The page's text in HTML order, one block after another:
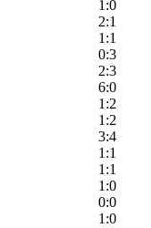
1:0
2:1
1:1
0:3
2:3
6:0
1:2
1:2
3:4
1:1
1:1
1:0
0:0
1:0